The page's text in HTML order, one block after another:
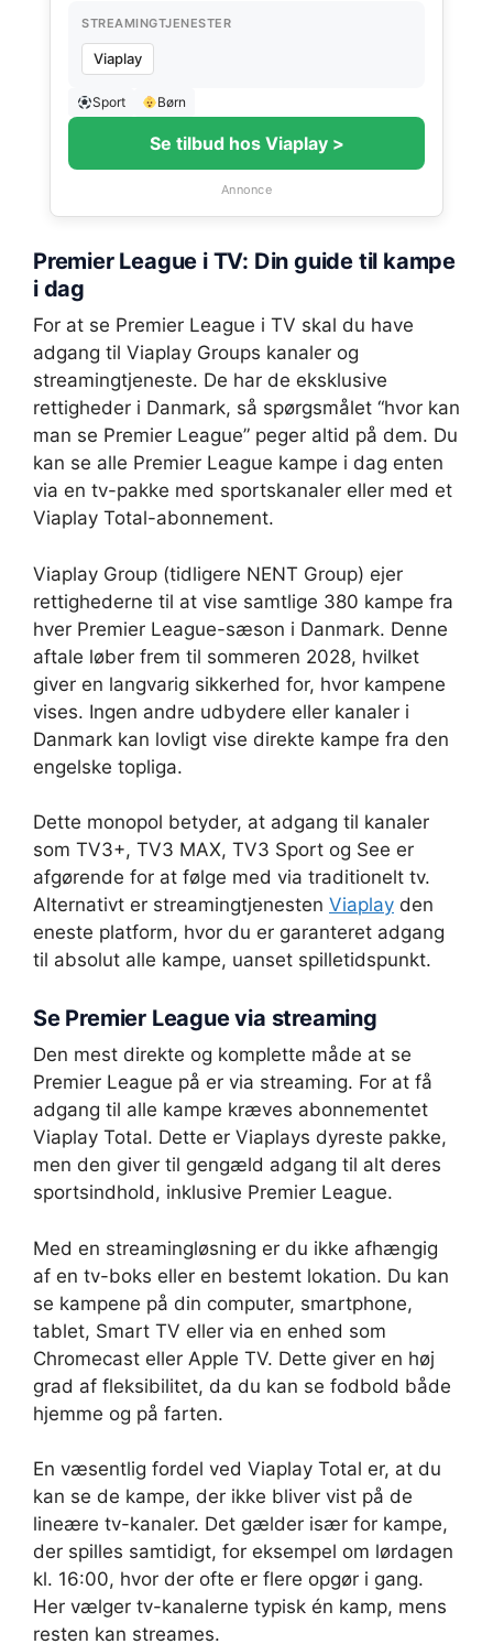
STREAMINGTJENESTER
Viaplay
Sport Børn
Se tilbud hos Viaplay >
Annonce
Premier League i TV: Din guide til kampe
i dag
For at se Premier League i TV skal du have
adgang til Viaplay Groups kanaler og
streamingtjeneste. De har de eksklusive
rettigheder i Danmark, så spørgsmålet “hvor kan
man se Premier League” peger altid på dem. Du
kan se alle Premier League kampe i dag enten
via en tv-pakke med sportskanaler eller med et
Viaplay Total-abonnement.
Viaplay Group (tidligere NENT Group) ejer
rettighederne til at vise samtlige 380 kampe fra
hver Premier League-sæson i Danmark. Denne
aftale løber frem til sommeren 2028, hvilket
giver en langvarig sikkerhed for, hvor kampene
vises. Ingen andre udbydere eller kanaler i
Danmark kan lovligt vise direkte kampe fra den
engelske topliga.
Dette monopol betyder, at adgang til kanaler
som TV3+, TV3 MAX, TV3 Sport og See er
afgørende for at følge med via traditionelt tv.
Alternativt er streamingtjenesten Viaplay den
eneste platform, hvor du er garanteret adgang
til absolut alle kampe, uanset spilletidspunkt.
Se Premier League via streaming
Den mest direkte og komplette måde at se
Premier League på er via streaming. For at få
adgang til alle kampe kræves abonnementet
Viaplay Total. Dette er Viaplays dyreste pakke,
men den giver til gengæld adgang til alt deres
sportsindhold, inklusive Premier League.
Med en streamingløsning er du ikke afhængig
af en tv-boks eller en bestemt lokation. Du kan
se kampene på din computer, smartphone,
tablet, Smart TV eller via en enhed som
Chromecast eller Apple TV. Dette giver en høj
grad af fleksibilitet, da du kan se fodbold både
hjemme og på farten.
En væsentlig fordel ved Viaplay Total er, at du
kan se de kampe, der ikke bliver vist på de
lineære tv-kanaler. Det gælder især for kampe,
der spilles samtidigt, for eksempel om lørdagen
kl. 16:00, hvor der ofte er flere opgør i gang.
Her vælger tv-kanalerne typisk én kamp, mens
resten kan streames.